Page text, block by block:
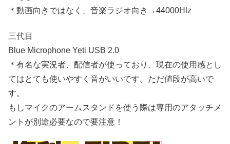
＊動画向きではなく、音楽ラジオ向き→44000Hlz
三代目
Blue Microphone Yeti USB 2.0
＊有名な実況者、配信者が使っており、現在の使用感とし
てはとても使いやすく音がいいです。ただ値段が高いで
す。
もしマイクのアームスタンドを使う際は専用のアタッチメ
ントが別途必要なので要注意！